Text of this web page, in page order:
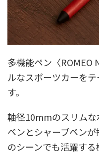
多機能ペン〈ROMEO
ルなスポーツカーを
す。
軸径10mmのスリム
ペンとシャープペン
のシーンでも活躍する